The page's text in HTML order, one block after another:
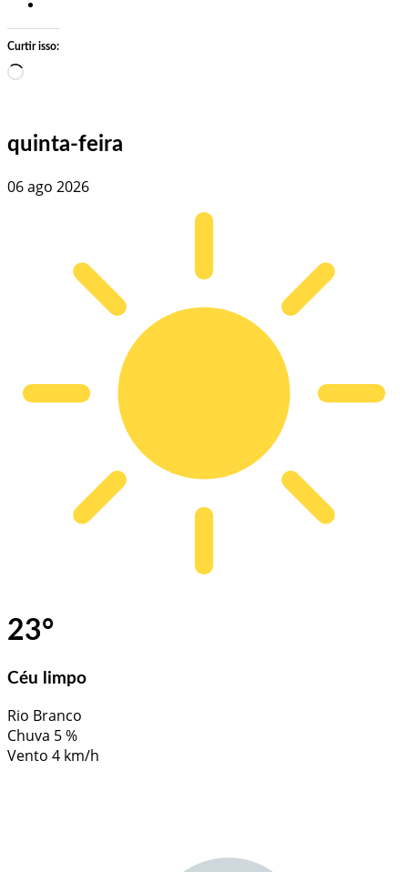
Curtir isso:
Carregando…
quinta-feira
06 ago 2026
23°
Céu limpo
Rio Branco
Chuva 5 %
Vento 4 km/h